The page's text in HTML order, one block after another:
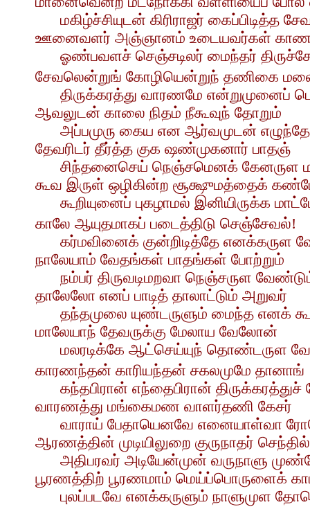
மகிழ்ச்சியுடன் கிரிராஜர் கைப்பிடித்த
ஊனைவளர் அஞ்ஞானம் உடையவர்கள்
ஓண்பவளச் செஞ்சடிலர் மைந்தர்
சேவலென்றுங் கோழியென்றுந் தணிகை
திருக்கரத்து வாரணமே என்றுமுனைப்
ஆவலுடன் காலை நிதம் நீகூவுந் தோறும்
அப்பமுரு கைய என ஆர்வமுடன்
தேவரிடர் தீர்த்த குக ஷண்முகனார் பாதஞ்
சிந்தனைசெய் நெஞ்சமெனக் கேனருள
கூவ இருள் ஒழிகின்ற சூக்ஷுமத்தைக்
கூறியுனைப் புகழாமல் இனியிருக்க
காலே ஆயுதமாகப் படைத்திடு செஞ்சேவல்!
கர்மவினைக் குன்றிடித்தே எனக்கருள
நாலேயாம் வேதங்கள் பாதங்கள் போற்றும்
நம்பர் திருவடிமறவா நெஞ்சருள
தாலேலோ எனப் பாடித் தாலாட்டும் அறுவர்
தந்தமுலை யுண்டருளும் மைந்த எனக்
மாலேயாந் தேவருக்கு மேலாய வேலோன்
மலரடிக்கே ஆட்செய்யுந் தொண்டருள
காரணந்தன் காரியந்தன் சகலமுமே தானாங்
கந்தபிரான் எந்தைபிரான் திருக்கரத்துச்
வாரணத்து மங்கைமண வாளர்தணி கேசர்
வாராய் பேதாயெனவே எனையாள்வா
ஆரணத்தின் முடியிலுறை குருநாதர் செந்தில்
அதிபரவர் அடியேன்முன் வருநாளு
பூரணத்திற் பூரணமாம் மெய்ப்பொருளைக்
புலப்படவே எனக்கருளும் நாளுமுள